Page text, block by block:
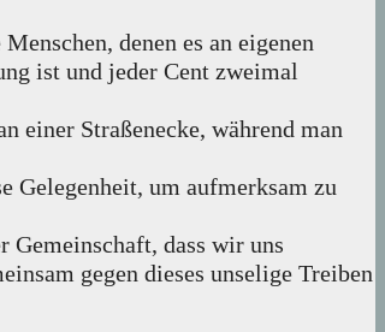
denen es an eigenen
ist und jeder Cent zweimal
einer Straßenecke, während man
Gelegenheit, um aufmerksam zu
Gemeinschaft, dass wir uns
gegen dieses unselige Treiben